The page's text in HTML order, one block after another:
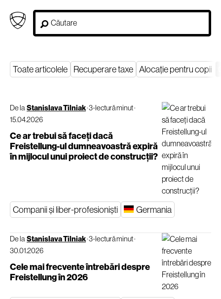
Toate articolele Recuperare taxe Alocație pentru copii
De laStanislava Tilniak·3-lectură minut·
15.04.2026
Ce ar trebui să faceți dacă
Freistellung-ul dumneavoastră expiră
în mijlocul unui proiect de construcții?
Companii și liber-profesioniști Germania
De laStanislava Tilniak·3-lectură minut·
30.01.2026
Cele mai frecvente întrebări despre
Freistellung în 2026